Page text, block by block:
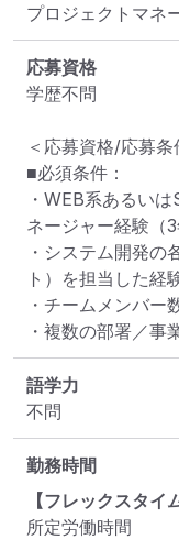
プロジェクトマネ
応募資格
学歴不問
＜応募資格/応募条
■必須条件：
・WEB系あるい
ネージャー経験（3
・システム開発の
ト）を担当した経
・チームメンバー
・複数の部署／事
語学力
不問
勤務時間
【フレックスタイ
所定労働時間